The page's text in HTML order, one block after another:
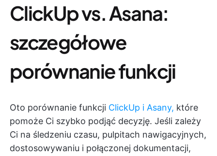
ClickUp vs. Asana:
szczegółowe
porównanie funkcji
Oto porównanie funkcji ClickUp i Asany, które
pomoże Ci szybko podjąć decyzję. Jeśli zależy
Ci na śledzeniu czasu, pulpitach nawigacyjnych,
dostosowywaniu i połączonej dokumentacji,